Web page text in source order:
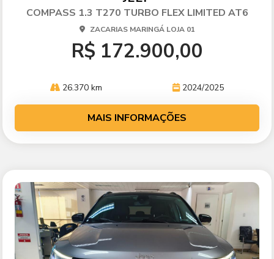
COMPASS 1.3 T270 TURBO FLEX LIMITED AT6
ZACARIAS MARINGÁ LOJA 01
R$ 172.900,00
26.370 km 2024/2025
MAIS INFORMAÇÕES